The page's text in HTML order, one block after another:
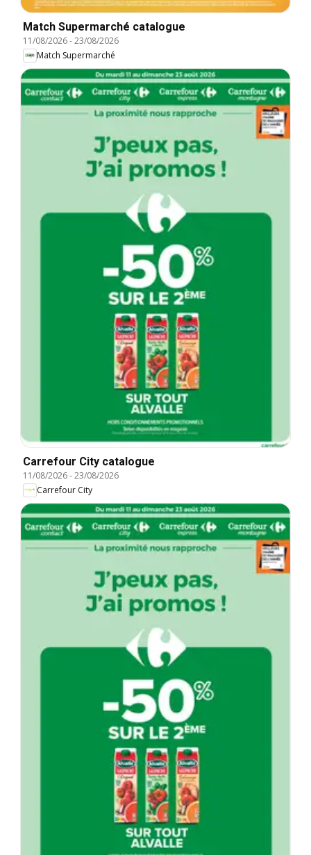
Match Supermarché catalogue
11/08/2026-23/08/2026
Match Supermarché
Carrefour City catalogue
11/08/2026-23/08/2026
Carrefour City